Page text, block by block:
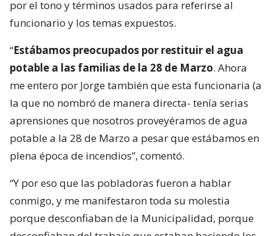
por el tono y términos usados para referirse al
funcionario y los temas expuestos.
“Estábamos preocupados por restituir el agua
potable a las familias de la 28 de Marzo. Ahora
me entero por Jorge también que esta funcionaria (a
la que no nombró de manera directa- tenía serias
aprensiones que nosotros proveyéramos de agua
potable a la 28 de Marzo a pesar que estábamos en
plena época de incendios”, comentó.
“Y por eso que las pobladoras fueron a hablar
conmigo, y me manifestaron toda su molestia
porque desconfiaban de la Municipalidad, porque